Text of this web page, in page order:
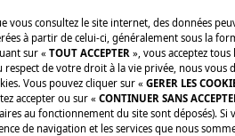
vous consultez le site internet, des données
à partir de celui-ci, généralement sous la
sur « TOUT ACCEPTER », vous acceptez
respect de votre droit à la vie privée, nous vous
Vous pouvez cliquer sur « GERER LES
accepter ou sur « CONTINUER SANS
au fonctionnement du site sont déposés).
de navigation et les services que nous